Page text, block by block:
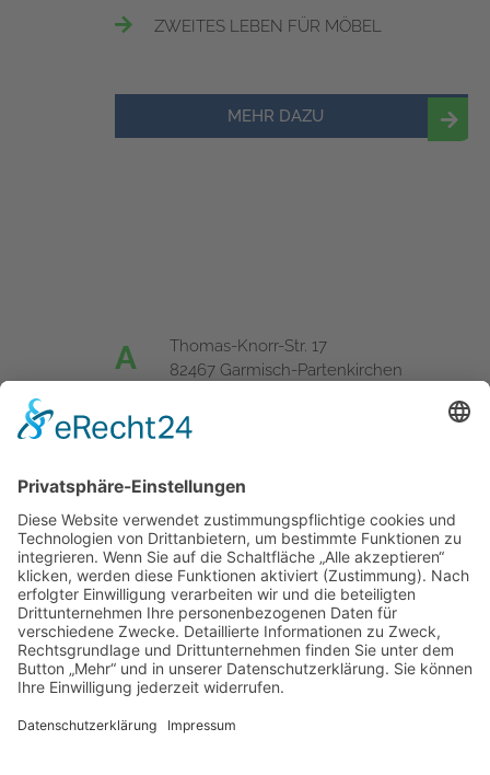
ZWEITES LEBEN FÜR MÖBEL
MEHR DAZU
A
Thomas-Knorr-Str. 17
82467 Garmisch-Partenkirchen
T
F +49 (0) 8821 - 92 59 51
E office@landkarten-hofmann.de